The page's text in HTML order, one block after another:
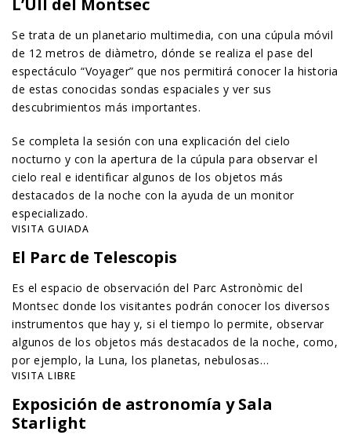
L’Ull del Montsec
Se trata de un planetario multimedia, con una cúpula móvil
de 12 metros de diàmetro, dónde se realiza el pase del
espectáculo “Voyager” que nos permitirá conocer la historia
de estas conocidas sondas espaciales y ver sus
descubrimientos más importantes.
Se completa la sesión con una explicación del cielo
nocturno y con la apertura de la cúpula para observar el
cielo real e identificar algunos de los objetos más
destacados de la noche con la ayuda de un monitor
especializado.
VISITA GUIADA
El Parc de Telescopis
Es el espacio de observación del Parc Astronòmic del
Montsec donde los visitantes podrán conocer los diversos
instrumentos que hay y, si el tiempo lo permite, observar
algunos de los objetos más destacados de la noche, como,
por ejemplo, la Luna, los planetas, nebulosas…
VISITA LIBRE
Exposición de astronomía y Sala
Starlight